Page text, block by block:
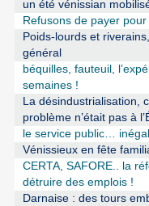
un été vénissian
Refusons de payer
Poids-lourds et
général
béquilles, fauteuil,
semaines !
La désindustrialisation,
problème n’était pas à
le service public…
Vénissieux en fête
CERTA, SAFORE.. la
détruire des emplois !
Darnaise : des tours